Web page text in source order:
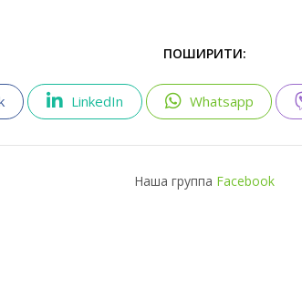
ПОШИРИТИ:
LinkedIn Whatsapp
Наша группа Facebook